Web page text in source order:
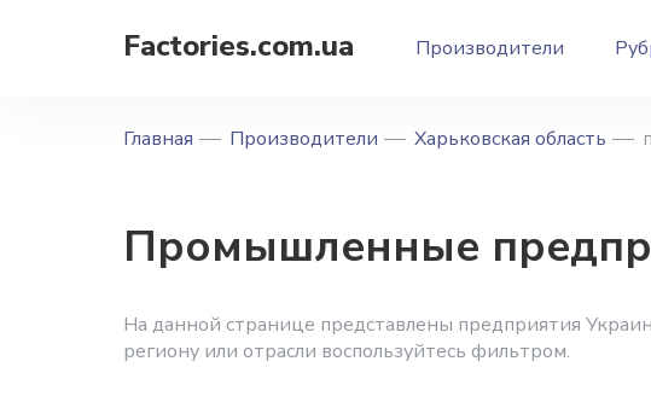
Factories.com.ua Производители
Главная Производители Харьковская область
Промышленные
На данной странице представлены предприятия
региону или отрасли воспользуйтесь фильтром.